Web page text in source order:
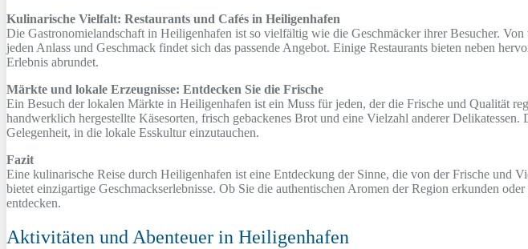
Kulinarische Vielfalt: Restaurants und Cafés in Heiligenhafen
Die Gastronomielandschaft in Heiligenhafen ist so vielfältig wie die Geschmäcker ihrer Besucher.
jeden Anlass und Geschmack findet sich das passende Angebot. Einige Restaurants bieten neben
Erlebnis abrundet.
Märkte und lokale Erzeugnisse: Entdecken Sie die Frische
Ein Besuch der lokalen Märkte in Heiligenhafen ist ein Muss für jeden, der die Frische und Qualität
handwerklich hergestellte Käsesorten, frisch gebackenes Brot und eine Vielzahl anderer
Gelegenheit, in die lokale Esskultur einzutauchen.
Fazit
Eine kulinarische Reise durch Heiligenhafen ist eine Entdeckung der Sinne, die von der Frische
bietet einzigartige Geschmackserlebnisse. Ob Sie die authentischen Aromen der Region erkunden
entdecken.
Aktivitäten und Abenteuer in Heiligenhafen